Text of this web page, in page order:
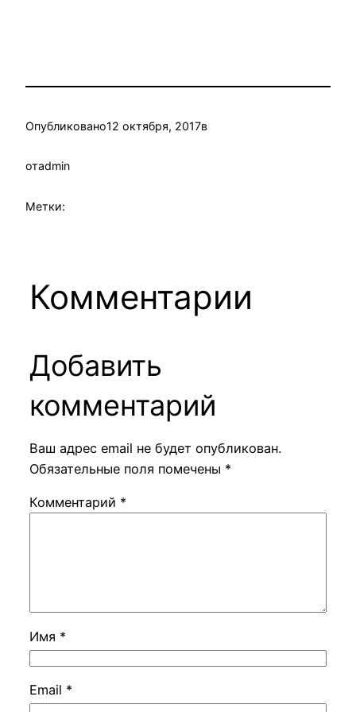
Опубликовано12 октября, 2017в
отadmin
Метки:
Комментарии
Добавить
комментарий
Ваш адрес email не будет опубликован.
Обязательные поля помечены *
Комментарий *
Имя *
Email *